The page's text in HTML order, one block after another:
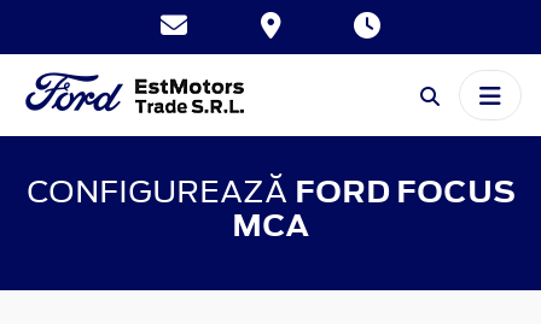
CONFIGUREAZĂ FORD FOCUS
MCA